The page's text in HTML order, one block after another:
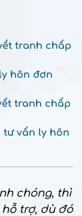
tranh chấp
hôn đơn
tranh chấp
tư vấn ly hôn
chóng, thì
trợ, dù đó